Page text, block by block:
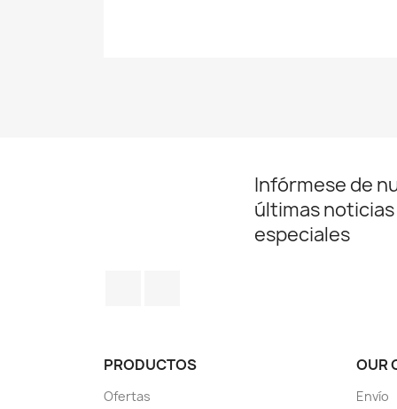
Infórmese de
últimas
especiales
PRODUCTOS
Ofertas
OUR
Envío